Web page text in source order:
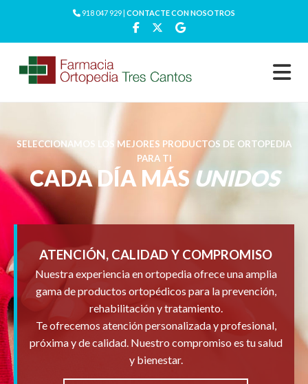
918 047 929 | CONTACTE CON NOSOTROS
SELECCIONAMOS LOS MEJORES PRODUCTOS DE ORTOPEDIA
PARA TI
CADA DÍA MÁSUNIDOS
ATENCIÓN, CALIDAD Y COMPROMISO
Nuestra experiencia en ortopedia ofrece una amplia
gama de productos ortopédicos para la prevención,
rehabilitación y tratamiento.
Te ofrecemos atención personalizada y profesional,
próxima y de calidad. Nuestro compromiso es tu salud
y bienestar.